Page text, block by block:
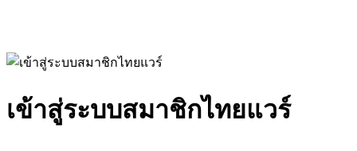
เข้าสู่ระบบสมาชิกไทยแวร์